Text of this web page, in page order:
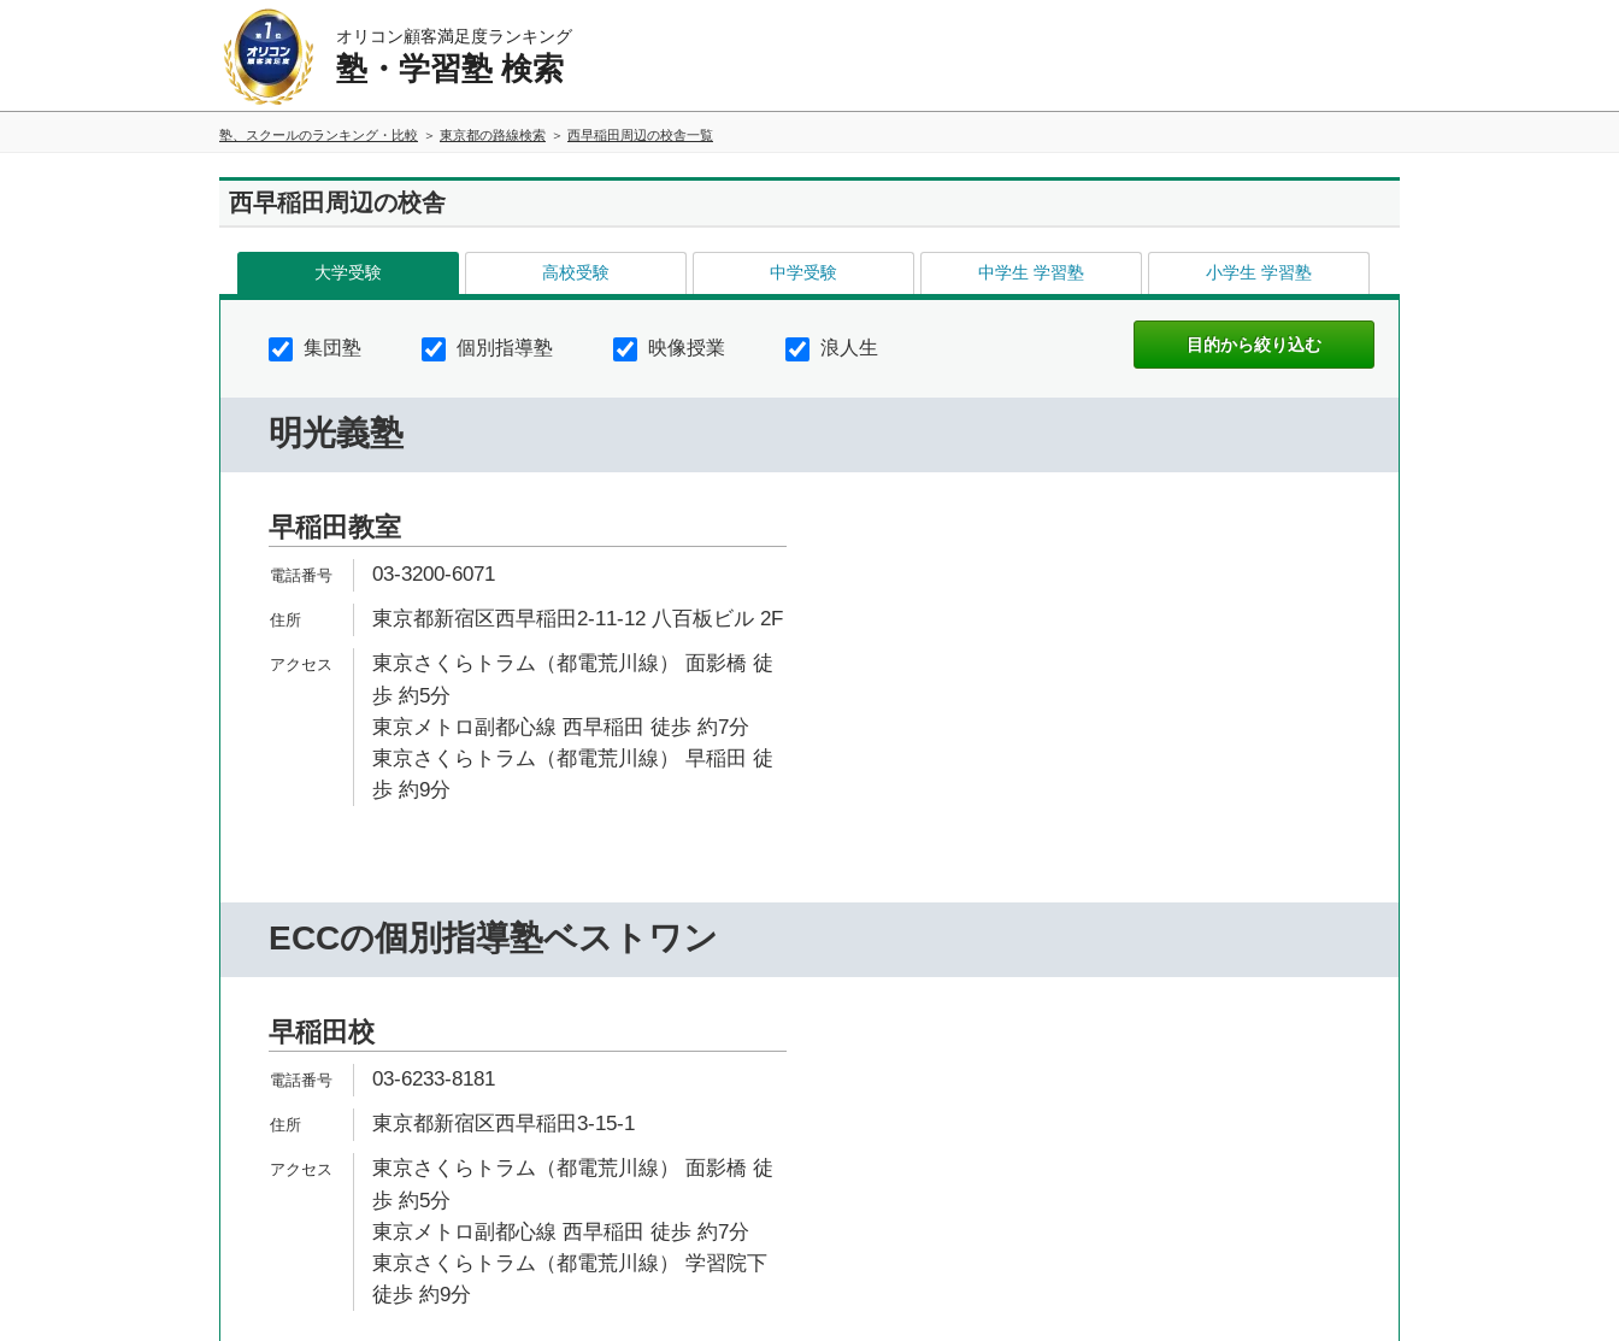
オリコン顧客満足度ランキング
塾・学習塾 検索
塾、スクールのランキング・比較 東京都の路線検索 西早稲田周辺の校舎一覧
西早稲田周辺の校舎
大学受験 高校受験 中学受験 中学生 学習塾 小学生 学習塾
集団塾 個別指導塾 映像授業 浪人生
明光義塾
早稲田教室
03-3200-6071
東京都新宿区西早稲田2-11-12 八百板ビル 2F
東京さくらトラム（都電荒川線） 面影橋 徒
歩 約5分
東京メトロ副都心線 西早稲田 徒歩 約7分
東京さくらトラム（都電荒川線） 早稲田 徒
歩 約9分
ECCの個別指導塾ベストワン
早稲田校
03-6233-8181
東京都新宿区西早稲田3-15-1
東京さくらトラム（都電荒川線） 面影橋 徒
歩 約5分
東京メトロ副都心線 西早稲田 徒歩 約7分
東京さくらトラム（都電荒川線） 学習院下
徒歩 約9分